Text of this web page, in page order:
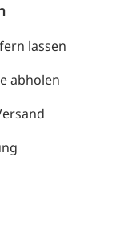
lassen
abholen